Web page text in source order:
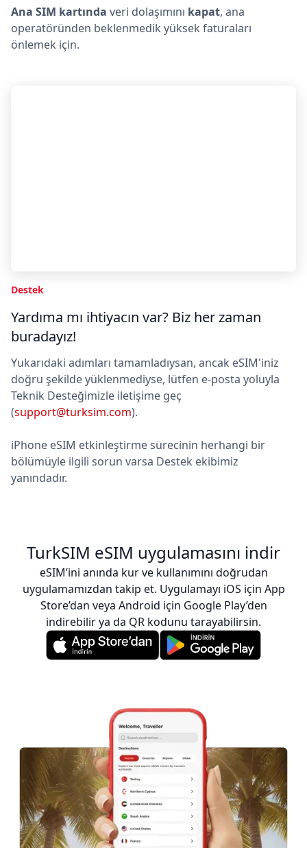
Ana SIM kartında veri dolaşımını kapat, ana
operatöründen beklenmedik yüksek faturaları
önlemek için.
Destek
Yardıma mı ihtiyacın var? Biz her zaman
buradayız!
Yukarıdaki adımları tamamladıysan, ancak eSIM'iniz
doğru şekilde yüklenmediyse, lütfen e-posta yoluyla
Teknik Desteğimizle iletişime geç
(support@turksim.com).
iPhone eSIM etkinleştirme sürecinin herhangi bir
bölümüyle ilgili sorun varsa Destek ekibimiz
yanındadır.
TurkSIM eSIM uygulamasını indir
eSIM’ini anında kur ve kullanımını doğrudan
uygulamamızdan takip et. Uygulamayı iOS için App
Store’dan veya Android için Google Play’den
indirebilir ya da QR kodunu tarayabilirsin.